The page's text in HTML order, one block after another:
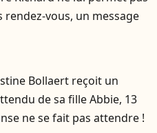
rendez-vous, un message
Bollaert reçoit un
de sa fille Abbie, 13
ne se fait pas attendre !